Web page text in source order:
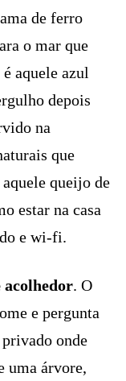
de ferro
o mar que
aquele azul
depois
na
que
queijo de
estar na casa
e wi-fi.
acolhedor. O
e pergunta
onde
uma árvore,